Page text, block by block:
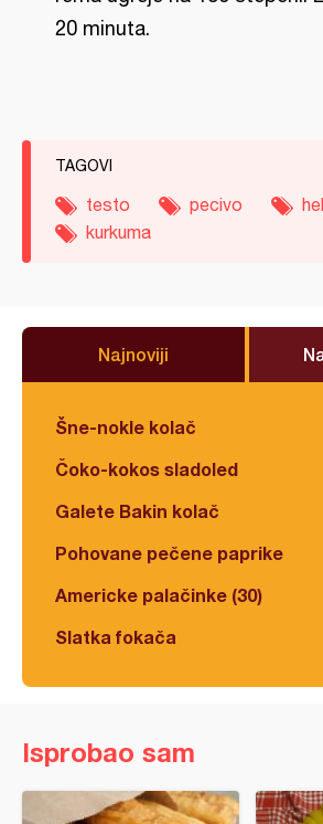
20 minuta.
TAGOVI
testo pecivo
kurkuma
Najnoviji
Šne-nokle kolač
Čoko-kokos sladoled
Galete Bakin kolač
Pohovane pečene paprike
Americke palačinke (30)
Slatka fokača
Isprobao sam